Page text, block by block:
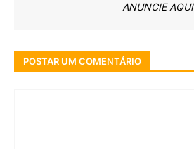
ANUNCIE AQUI
POSTAR UM COMENTÁRIO